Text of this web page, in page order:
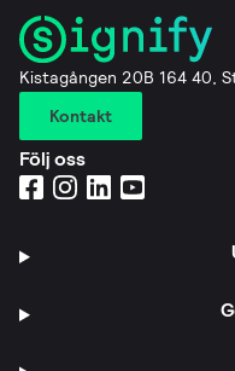
Kistagången 20B 164 40,
Kontakt
Följ oss